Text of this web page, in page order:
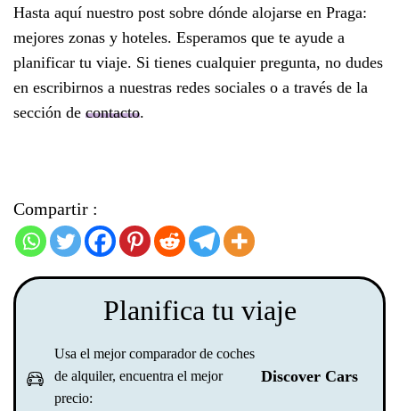
Hasta aquí nuestro post sobre dónde alojarse en Praga:
mejores zonas y hoteles. Esperamos que te ayude a
planificar tu viaje. Si tienes cualquier pregunta, no dudes
en escribirnos a nuestras redes sociales o a través de la
sección de contacto.
Compartir :
Planifica tu viaje
Usa el mejor comparador de coches
de alquiler, encuentra el mejor
precio:
Discover Cars